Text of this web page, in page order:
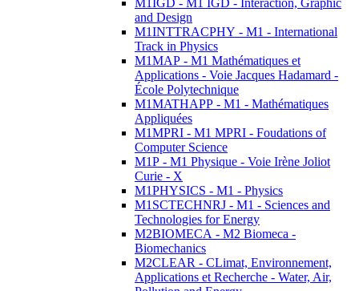
M1IGD - M1 IGD - Interaction, Graphic
and Design
M1INTTRACPHY - M1 - International
Track in Physics
M1MAP - M1 Mathématiques et
Applications - Voie Jacques Hadamard -
École Polytechnique
M1MATHAPP - M1 - Mathématiques
Appliquées
M1MPRI - M1 MPRI - Foudations of
Computer Science
M1P - M1 Physique - Voie Irène Joliot
Curie - X
M1PHYSICS - M1 - Physics
M1SCTECHNRJ - M1 - Sciences and
Technologies for Energy
M2BIOMECA - M2 Biomeca -
Biomechanics
M2CLEAR - CLimat, Environnement,
Applications et Recherche - Water, Air,